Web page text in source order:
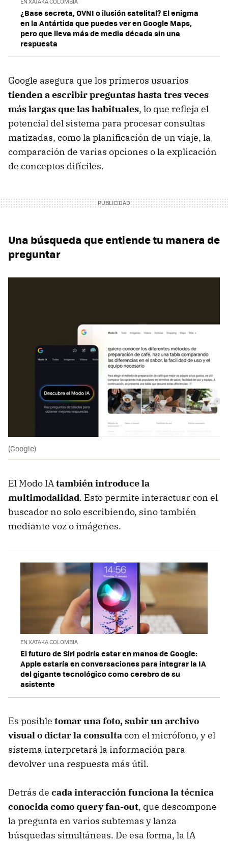
¿Base secreta, OVNI o ilusión satelital? El enigma
en la Antártida que puedes ver en Google Maps,
pero que lleva más de media década sin una
respuesta
Google asegura que los primeros usuarios
tienden a escribir preguntas hasta tres veces
más largas que las habituales, lo que refleja el
potencial del sistema para procesar consultas
matizadas, como la planificación de un viaje, la
comparación de varias opciones o la explicación
de conceptos difíciles.
Una búsqueda que entiende tu manera de
preguntar
(Google)
El Modo IAtambién introduce la
multimodalidad. Esto permite interactuar con el
buscador no solo escribiendo, sino también
mediante voz o imágenes.
EN XATAKA COLOMBIA
El futuro de Siri podría estar en manos de Google:
Apple estaría en conversaciones para integrar la IA
del gigante tecnológico como cerebro de su
asistente
Es posible tomar una foto, subir un archivo
visual o dictar la consultacon el micrófono, y el
sistema interpretará la información para
devolver una respuesta más útil.
Detrás de cada interacción funciona la técnica
conocida comoquery fan-out, que descompone
la pregunta en varios subtemas y lanza
búsquedas simultáneas. De esa forma, la IA